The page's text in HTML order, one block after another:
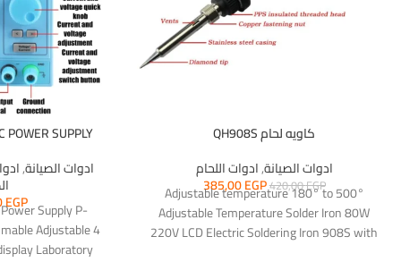
كاويه لحام QH908S
ادوات الصيانة,ادوات اللحام
420,00EGP
385,00EGP
Adjustable temperature 180° to 500°
Adjustable Temperature Solder Iron 80W
220V LCD Electric Soldering Iron 908S with
SUPPLY
ادوات الصيانة,
EGP Supply P-
Adjustable 4
Laboratory